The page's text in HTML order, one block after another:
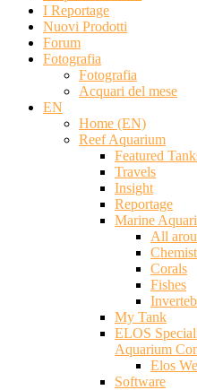
I Reportage
Nuovi Prodotti
Forum
Fotografia
Fotografia
Acquari del mese
EN
Home (EN)
Reef Aquarium
Featured
Travels
Insight
Reportage
Marine
All
Corals
Fishes
My Tank
ELOS
Aquarium
Elos
Software